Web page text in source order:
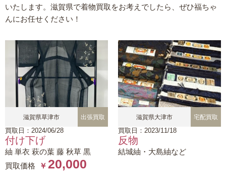
いたします。滋賀県で着物買取をお考えでしたら、ぜひ福ちゃ
んにお任せください！
滋賀県草津市 出張買取
買取日：2024/06/28
付け下げ
紬 単衣 萩の葉 藤 秋草 黒
買取価格
￥ 20,000
滋賀県大津市 宅配買取
買取日：2023/11/18
反物
結城紬・大島紬など